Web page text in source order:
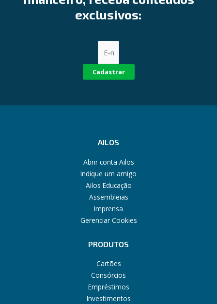
exclusivos:
Cadastrar
AILOS
Abrir conta Ailos
Indique um amigo
Ailos Educação
Assembleias
Imprensa
Gerenciar Cookies
PRODUTOS
Cartões
Consórcios
Empréstimos
Investimentos